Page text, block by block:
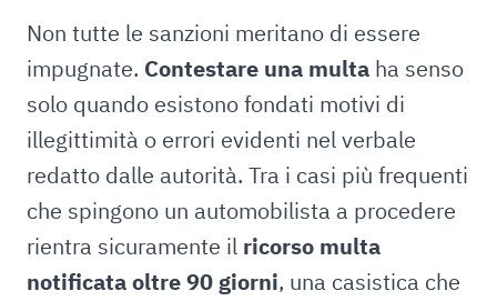
Non tutte le sanzioni meritano di essere
impugnate. Contestare una multa ha senso
solo quando esistono fondati motivi di
illegittimità o errori evidenti nel verbale
redatto dalle autorità. Tra i casi più frequenti
che spingono un automobilista a procedere
rientra sicuramente il ricorso multa
notificata oltre 90 giorni, una casistica che